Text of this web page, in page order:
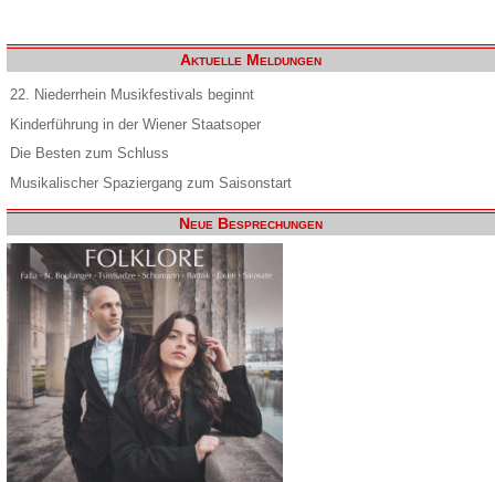
Aktuelle Meldungen
22. Niederrhein Musikfestivals beginnt
Kinderführung in der Wiener Staatsoper
Die Besten zum Schluss
Musikalischer Spaziergang zum Saisonstart
Neue Besprechungen